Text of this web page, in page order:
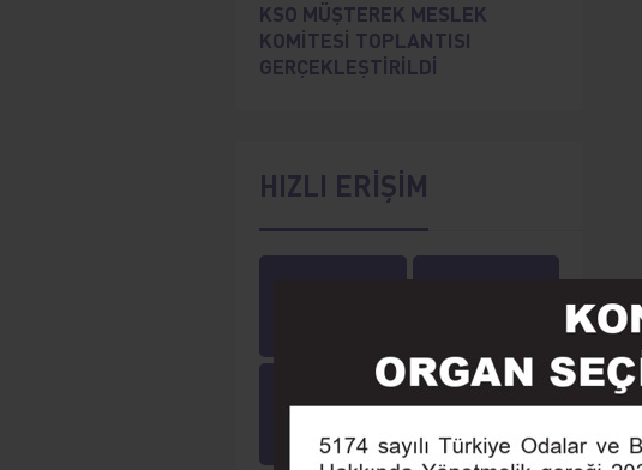
KSO MÜŞTEREK MESLEK
KOMİTESİ TOPLANTISI
GERÇEKLEŞTİRİLDİ
HIZLI ERİŞİM